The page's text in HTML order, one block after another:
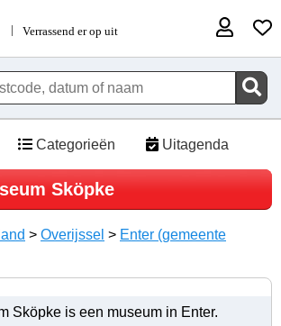
Categorieën Uitagenda
Sköpke
> Overijssel > Enter (gemeente
Sköpke is een museum in Enter.